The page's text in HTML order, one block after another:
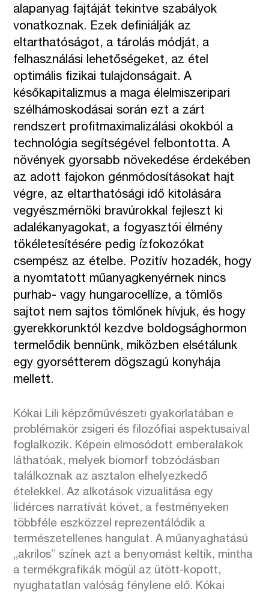
alapanyag fajtáját tekintve szabályok
vonatkoznak. Ezek definiálják az
eltarthatóságot, a tárolás módját, a
felhasználási lehetőségeket, az étel
optimális fizikai tulajdonságait. A
későkapitalizmus a maga élelmiszeripari
szélhámoskodásai során ezt a zárt
rendszert profitmaximalizálási okokból a
technológia segítségével felbontotta. A
növények gyorsabb növekedése érdekében
az adott fajokon génmódosításokat hajt
végre, az eltarthatósági idő kitolására
vegyészmérnöki bravúrokkal fejleszt ki
adalékanyagokat, a fogyasztói élmény
tökéletesítésére pedig ízfokozókat
csempész az ételbe. Pozitív hozadék, hogy
a nyomtatott műanyagkenyérnek nincs
purhab- vagy hungarocellíze, a tömlős
sajtot nem sajtos tömlőnek hívjuk, és hogy
gyerekkorunktól kezdve boldogsághormon
termelődik bennünk, miközben elsétálunk
egy gyorsétterem dögszagú konyhája
mellett.
Kókai Lili képzőművészeti gyakorlatában e
problémakör zsigeri és filozófiai aspektusaival
foglalkozik. Képein elmosódott emberalakok
láthatóak, melyek biomorf tobzódásban
találkoznak az asztalon elhelyezkedő
ételekkel. Az alkotások vizualitása egy
lidérces narratívát követ, a festményeken
többféle eszközzel reprezentálódik a
természetellenes hangulat. A műanyaghatású
„akrilos” színek azt a benyomást keltik, mintha
a termékgrafikák mögül az ütött-kopott,
nyughatatlan valóság fénylene elő. Kókai